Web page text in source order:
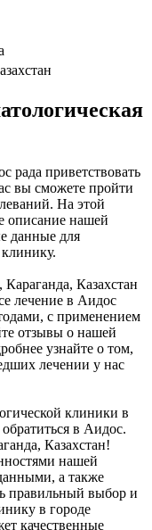
рада приветствовать
вы сможете пройти
На этой
описание нашей
данные для
Казахстан
лечение в Аидос
с применением
отзывы о нашей
узнайте о том,
лечении у нас
клиники в
в Аидос.
Казахстан!
нашей
а также
правильный выбор и
в городе
качественные